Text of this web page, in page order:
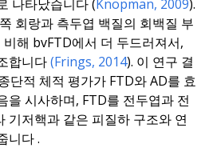
나타났습니다(Knopman, 2009).
회랑과 측두엽 백질의 회백질 부
해 bvFTD에서 더 두드러져서,
합니다(Frings, 2014). 이 연구 결
단적 체적 평가가 FTD와 AD를 효
을 시사하며, FTD를 전두엽과 전
기저핵과 같은 피질하 구조와 연
니다.